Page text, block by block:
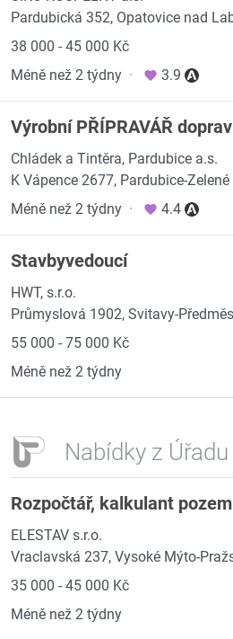
Pardubická 352, Opatovice nad
38 000 - 45 000 Kč
Méně než 2 týdny · 3.9
Výrobní PŘÍPRAVÁŘ
Chládek a Tintěra, Pardubice a.s.
K Vápence 2677, Pardubice-
Méně než 2 týdny · 4.4
Stavbyvedoucí
HWT, s.r.o.
Průmyslová 1902, Svitavy-
55 000 - 75 000 Kč
Méně než 2 týdny
Nabídky z
Rozpočtář, kalkulant
ELESTAV s.r.o.
Vraclavská 237, Vysoké Mýto-
35 000 - 45 000 Kč
Méně než 2 týdny